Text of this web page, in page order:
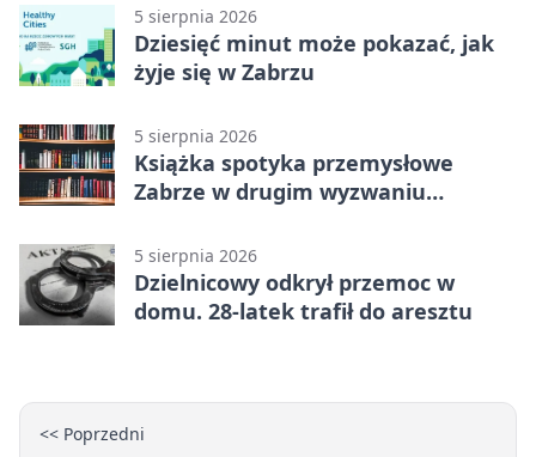
5 sierpnia 2026
Dziesięć minut może pokazać, jak
żyje się w Zabrzu
5 sierpnia 2026
Książka spotyka przemysłowe
Zabrze w drugim wyzwaniu
5 sierpnia 2026
Dzielnicowy odkrył przemoc w
domu. 28-latek trafił do aresztu
<< Poprzedni